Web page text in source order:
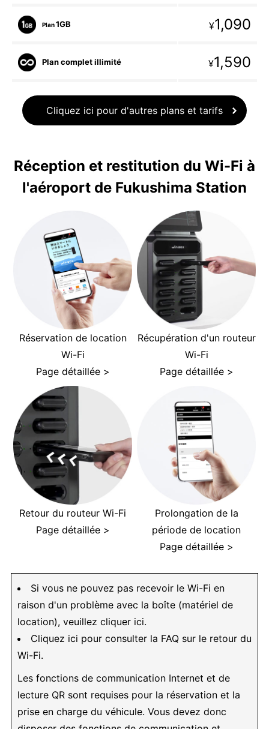
Plan1GB ¥1,090
Plan complet illimité ¥1,590
Cliquez ici pour d'autres plans et tarifs
Réception et restitution du Wi-Fi à
l'aéroport de Fukushima Station
Réservation de location
Wi-Fi
Page détaillée >
Récupération d'un routeur
Wi-Fi
Page détaillée >
Retour du routeur Wi-Fi
Page détaillée >
Prolongation de la
période de location
Page détaillée >
Si vous ne pouvez pas recevoir le Wi-Fi en
raison d'un problème avec la boîte (matériel de
location), veuillez cliquer ici.
Cliquez ici pour consulter la FAQ sur le retour du
Wi-Fi.
Les fonctions de communication Internet et de
lecture QR sont requises pour la réservation et la
prise en charge du véhicule. Vous devez donc